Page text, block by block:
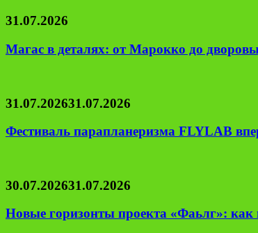
31.07.2026
Магас в деталях: от Марокко до
31.07.202631.07.2026
Фестиваль парапланеризма FLYLAB
30.07.202631.07.2026
Новые горизонты проекта «Фаьлг»: